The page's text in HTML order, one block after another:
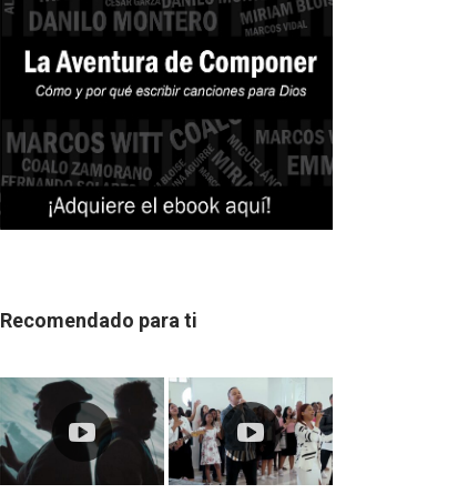
Recomendado para ti